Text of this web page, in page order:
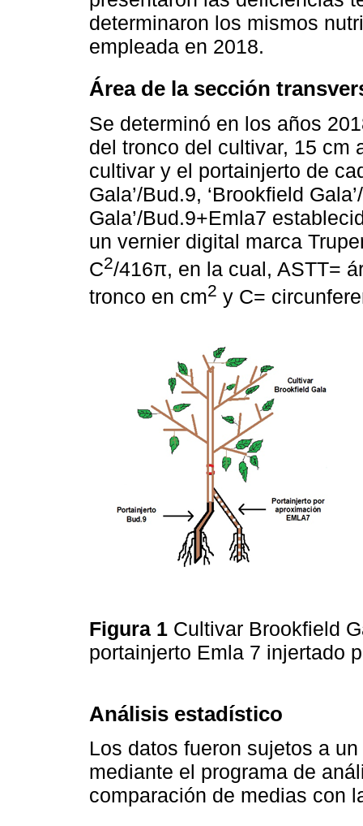
determinaron los mismos
empleada en 2018.
Área de la sección
Se determinó en los años
del tronco del cultivar, 15 cm
cultivar y el portainjerto de
Gala’/Bud.9, ‘Brookfield
Gala’/Bud.9+Emla7
un vernier digital marca
C2/416π, en la cual, ASTT=
tronco en cm2 y C=
Figura 1 Cultivar Brookfield
portainjerto Emla 7 injertado
Análisis estadístico
Los datos fueron sujetos a
mediante el programa de
comparación de medias con